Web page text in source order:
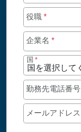
役職 *
企業名 *
国*
勤務先電話番号
メールアドレス